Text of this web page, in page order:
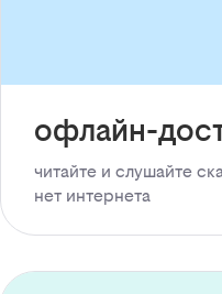
офлайн-
читайте и слушайте
нет интернета